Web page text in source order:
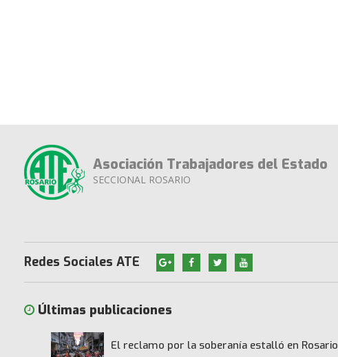
Asociación Trabajadores del Estado
SECCIONAL ROSARIO
Redes Sociales ATE
Últimas publicaciones
El reclamo por la soberanía estalló en Rosario